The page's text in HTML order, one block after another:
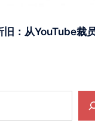
旧：从YouTube裁